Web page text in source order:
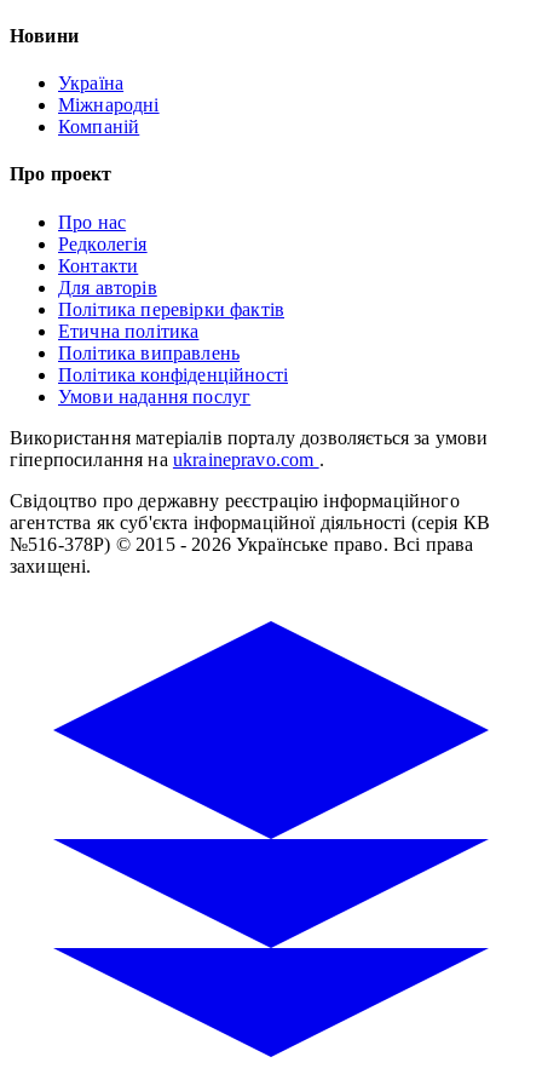
Новини
Україна
Міжнародні
Компаній
Про проект
Про нас
Редколегія
Контакти
Для авторів
Політика перевірки фактів
Етична політика
Політика виправлень
Політика конфіденційності
Умови надання послуг
Використання матеріалів порталу дозволяється за умови
гіперпосилання на ukrainepravo.com .
Свідоцтво про державну реєстрацію інформаційного
агентства як суб'єкта інформаційної діяльності (серія КВ
№516-378Р) © 2015 - 2026 Українське право. Всі права
захищені.